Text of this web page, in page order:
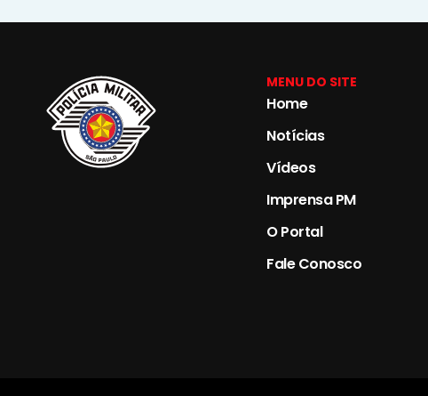
MENU DO SITE
Home
Notícias
Vídeos
Imprensa PM
O Portal
Fale Conosco